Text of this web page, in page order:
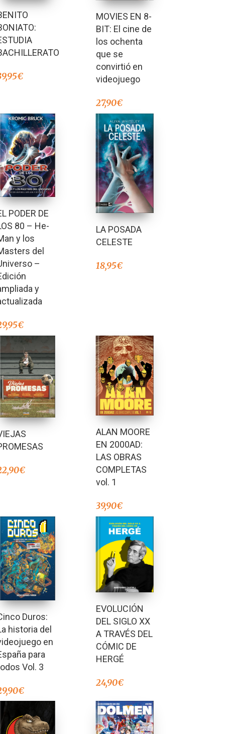
€
MOVIES EN 8-
BIT: El cine de
los ochenta
que se
convirtió en
videojuego
27,90€
PODER DE
80 – He-
y los
del
–
y
€
LA POSADA
CELESTE
18,95€
€
ALAN MOORE
EN 2000AD:
LAS OBRAS
COMPLETAS
vol. 1
39,90€
Duros:
historia del
en
para
Vol. 3
€
EVOLUCIÓN
DEL SIGLO XX
A TRAVÉS DEL
CÓMIC DE
HERGÉ
24,90€